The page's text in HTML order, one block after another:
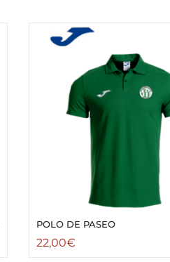
POLO DE PASEO
22,00€